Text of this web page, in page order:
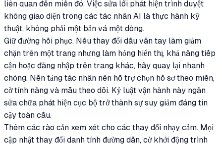
liên quan đến miền đó. Việc sửa lỗi phát hiện trình duyệt
không giao diện trong các tác nhân AI là thực hành kỹ
thuật, không phải một bản vá một dòng.
Giữ đường hồi phục. Nếu thay đổi dấu vân tay làm giảm
chặn trên một trang nhưng làm hỏng hiển thị, khả năng tiếp
cận hoặc đăng nhập trên trang khác, hãy quay lại nhanh
chóng. Nền tảng tác nhân nên hỗ trợ chọn hồ sơ theo miền,
cờ tính năng và mẫu theo dõi. Kỷ luật vận hành này ngăn
sửa chữa phát hiện cục bộ trở thành sự suy giảm đáng tin
cậy toàn cầu.
Thêm các rào cản xem xét cho các thay đổi nhạy cảm. Mọi
cập nhật thay đổi danh tính đường dẫn, cờ khởi động trình